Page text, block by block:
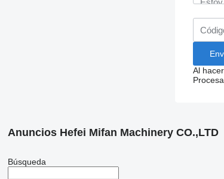
Al
Anuncios Hefei Mifan Machinery CO.,LTD
Búsqueda